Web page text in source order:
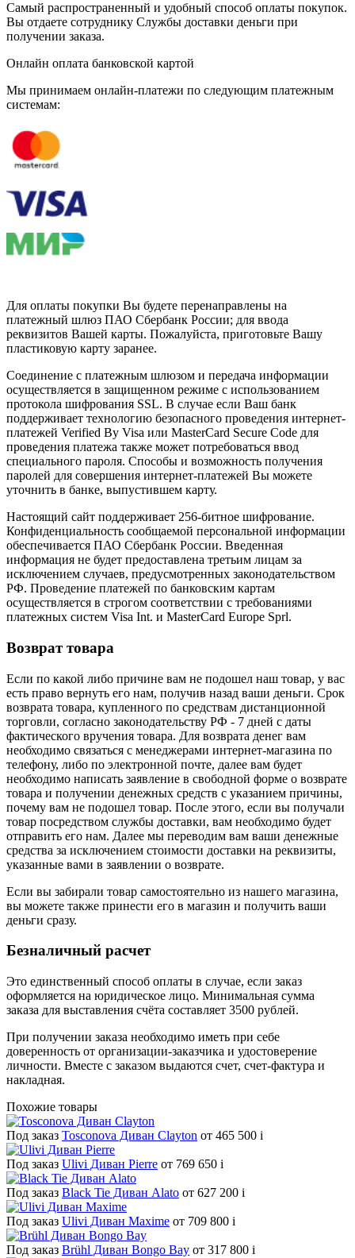
Самый распространенный и удобный способ оплаты покупок.
Вы отдаете сотруднику Службы доставки деньги при
получении заказа.
Онлайн оплата банковской картой
Мы принимаем онлайн-платежи по cледующим платежным
системам:
Для оплаты покупки Вы будете перенаправлены на
платежный шлюз ПАО Сбербанк России; для ввода
реквизитов Вашей карты. Пожалуйста, приготовьте Вашу
пластиковую карту заранее.
Соединение с платежным шлюзом и передача информации
осуществляется в защищенном режиме с использованием
протокола шифрования SSL. В случае если Ваш банк
поддерживает технологию безопасного проведения интернет-
платежей Verified By Visa или MasterCard Secure Code для
проведения платежа также может потребоваться ввод
специального пароля. Способы и возможность получения
паролей для совершения интернет-платежей Вы можете
уточнить в банке, выпустившем карту.
Настоящий сайт поддерживает 256-битное шифрование.
Конфиденциальность сообщаемой персональной информации
обеспечивается ПАО Сбербанк России. Введенная
информация не будет предоставлена третьим лицам за
исключением случаев, предусмотренных законодательством
РФ. Проведение платежей по банковским картам
осуществляется в строгом соответствии с требованиями
платежных систем Visa Int. и MasterCard Europe Sprl.
Возврат товара
Если по какой либо причине вам не подошел наш товар, у вас
есть право вернуть его нам, получив назад ваши деньги. Срок
возврата товара, купленного по средствам дистанционной
торговли, согласно законодательству РФ - 7 дней с даты
фактического вручения товара. Для возврата денег вам
необходимо связаться с менеджерами интернет-магазина по
телефону, либо по электронной почте, далее вам будет
необходимо написать заявление в свободной форме о возврате
товара и получении денежных средств с указанием причины,
почему вам не подошел товар. После этого, если вы получали
товар посредством службы доставки, вам необходимо будет
отправить его нам. Далее мы переводим вам ваши денежные
средства за исключением стоимости доставки на реквизиты,
указанные вами в заявлении о возврате.
Если вы забирали товар самостоятельно из нашего магазина,
вы можете также принести его в магазин и получить ваши
деньги сразу.
Безналичный расчет
Это единственный способ оплаты в случае, если заказ
оформляется на юридическое лицо. Минимальная сумма
заказа для выставления счёта составляет 3500 рублей.
При получении заказа необходимо иметь при себе
доверенность от организации-заказчика и удостоверение
личности. Вместе с заказом выдаются счет, счет-фактура и
накладная.
Похожие товары
Под заказ Tosconova Диван Clayton от 465 500 i
Под заказ Ulivi Диван Pierre от 769 650 i
Под заказ Black Tie Диван Alato от 627 200 i
Под заказ Ulivi Диван Maxime от 709 800 i
Под заказ Brühl Диван Bongo Bay от 317 800 i